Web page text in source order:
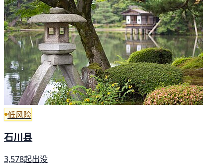
低风险
石川县
3,578起出没